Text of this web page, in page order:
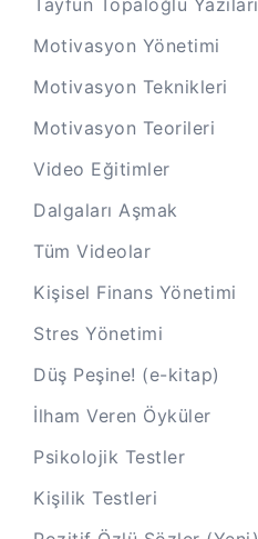
Motivasyon Yönetimi
Motivasyon Teknikleri
Motivasyon Teorileri
Video Eğitimler
Dalgaları Aşmak
Tüm Videolar
Kişisel Finans Yönetimi
Stres Yönetimi
Düş Peşine! (e-kitap)
İlham Veren Öyküler
Psikolojik Testler
Kişilik Testleri